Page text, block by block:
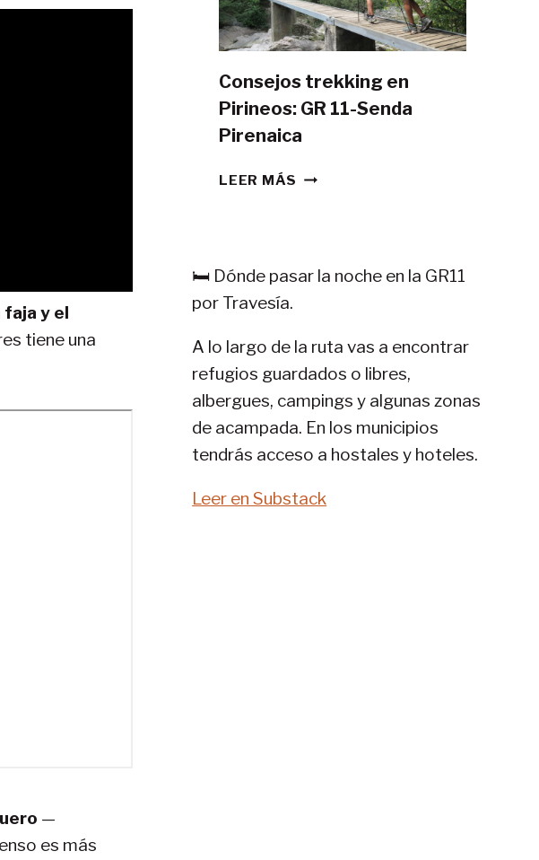
y el
tiene una
—
es más
DE
CAMPAÑA?
Consejos trekking en
Pirineos: GR 11-Senda
Pirenaica
LEER MÁS CONSEJOS
11-
🛏️ Dónde pasar la noche en la GR11
por Travesía.
A lo largo de la ruta vas a encontrar
refugios guardados o libres,
albergues, campings y algunas zonas
de acampada. En los municipios
tendrás acceso a hostales y hoteles.
Leer en Substack